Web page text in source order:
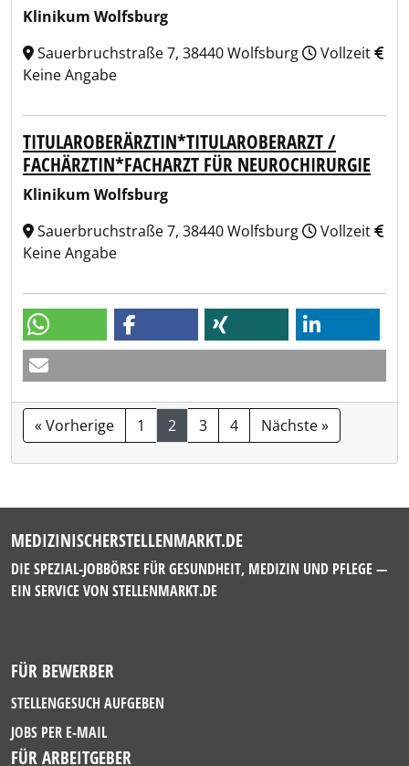
Klinikum Wolfsburg
Sauerbruchstraße 7, 38440 Wolfsburg
Vollzeit
Keine Angabe
TITULAROBERÄRZTIN*TITULAROBERARZT /
FACHÄRZTIN*FACHARZT FÜR NEUROCHIRURGIE
Klinikum Wolfsburg
Sauerbruchstraße 7, 38440 Wolfsburg
Vollzeit
Keine Angabe
« Vorherige 1 2 3 4 Nächste »
MEDIZINISCHERSTELLENMARKT.DE
DIE SPEZIAL-JOBBÖRSE FÜR GESUNDHEIT, MEDIZIN UND PFLEGE —
EIN SERVICE VON STELLENMARKT.DE
FÜR BEWERBER
STELLENGESUCH AUFGEBEN
JOBS PER E-MAIL
FÜR ARBEITGEBER